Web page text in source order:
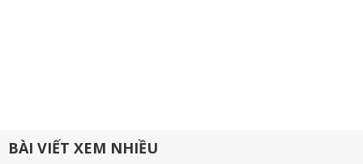
BÀI VIẾT XEM NHIỀU